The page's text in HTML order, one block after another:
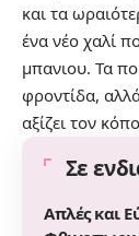
και τα
ένα νέο χαλί
μπανιου. Τα
φροντίδα,
αξίζει τον
Σε
Απλές και